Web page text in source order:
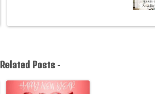
Related Posts-